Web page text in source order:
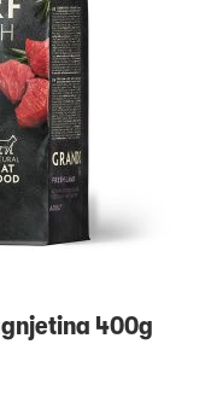
400g